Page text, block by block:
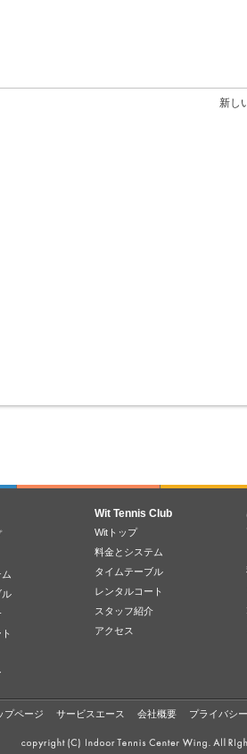
新し
ル
Wit Tennis Club
Witトップ
料金とシステム
タイムテーブル
レンタルコート
スタッフ紹介
アクセス
プページ サービスエース 会社概要 プライバシ